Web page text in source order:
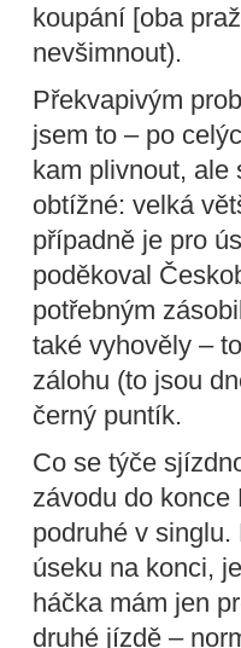
koupání [oba
nevšimnout).
Překvapivým
jsem to – po
kam plivnout, ale
obtížné: velká
případně je pro
poděkoval
potřebným
také vyhověly –
zálohu (to jsou
černý puntík.
Co se týče
závodu do
podruhé v
úseku na konci,
háčka mám jen
druhé jízdě –